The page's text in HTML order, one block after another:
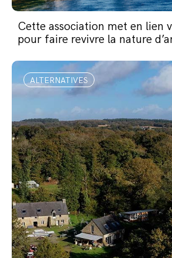
Cette association met en lien
pour faire revivre la nature
ALTERNATIVES